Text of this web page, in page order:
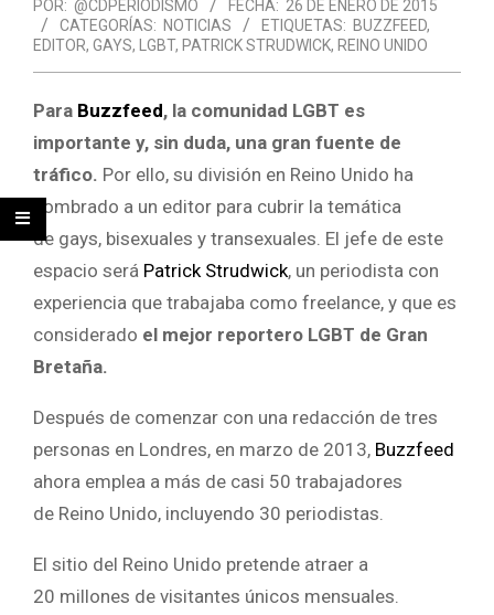
POR: @CDPERIODISMO FECHA: 26 DE ENERO DE 2015
CATEGORÍAS: NOTICIAS ETIQUETAS: BUZZFEED,
EDITOR, GAYS, LGBT, PATRICK STRUDWICK, REINO UNIDO
Para Buzzfeed, la comunidad LGBT es
importante y, sin duda, una gran fuente de
tráfico. Por ello, su división en Reino Unido ha
nombrado a un editor para cubrir la temática
de gays, bisexuales y transexuales. El jefe de este
espacio será Patrick Strudwick, un periodista con
experiencia que trabajaba como freelance, y que es
considerado el mejor reportero LGBT de Gran
Bretaña.
Después de comenzar con una redacción de tres
personas en Londres, en marzo de 2013, Buzzfeed
ahora emplea a más de casi 50 trabajadores
de Reino Unido, incluyendo 30 periodistas.
El sitio del Reino Unido pretende atraer a
20 millones de visitantes únicos mensuales.